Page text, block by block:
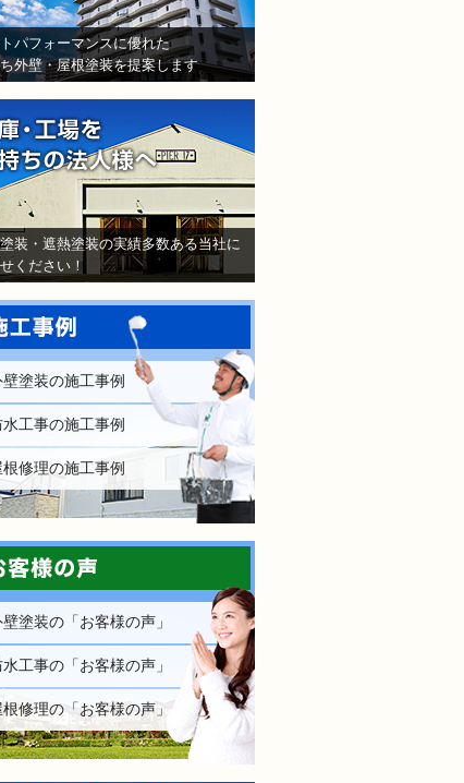
パフォーマンスに優れた
外壁・屋根塗装を提案します
装・遮熱塗装の実績多数ある当社に
ください！
壁塗装の施工事例
水工事の施工事例
根修理の施工事例
塗装の「お客様の声」
水工事の「お客様の声」
根修理の「お客様の声」